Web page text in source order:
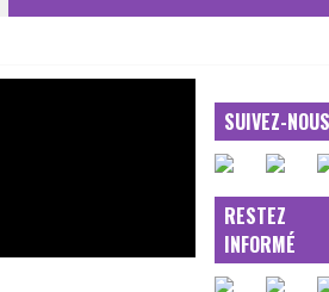
SUIVEZ-
RESTEZ
INFORMÉ